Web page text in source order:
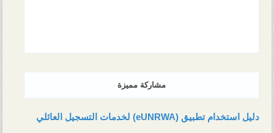
مشاركة مميزة
دليل استخدام تطبيق (eUNRWA) لخدمات التسجيل العائلي